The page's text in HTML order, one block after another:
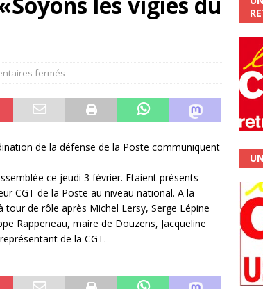
]
: encore des changements et…. des augmentations pour les
]
La Poste -Projet de développement de la Direction
La Poste – Activités Sociales et Culturelles : Un droit, pas un
] Chronopost – ChronoScope n°126
AUTRES TRACTS
MAI 2024 ACTUALITÉ
fermés
de la défense de la Poste communiquent
ce jeudi 3 février. Etaient présents
CGT de la Poste au niveau national. A la
de rôle après Michel Lersy, Serge Lépine
Rappeneau, maire de Douzens, Jacqueline
de la CGT.